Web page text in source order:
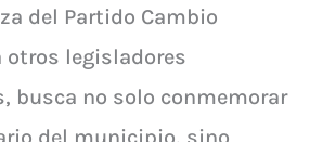
del Partido Cambio
otros legisladores
busca no solo conmemorar